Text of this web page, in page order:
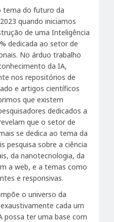
tema do futuro da
quando iniciamos
de uma Inteligência
dedicada ao setor de
No árduo trabalho
da IA,
nos repositórios de
e artigos científicos
que existem
dedicados a
que o setor de
se dedica ao tema da
pesquisa sobre a ciência
da nanotecnologia, da
a web, e a temas como
e responsivas.
o universo da
cada um
possa ter uma base com